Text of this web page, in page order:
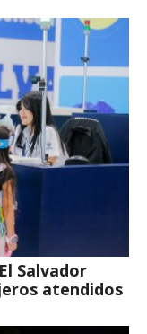
Salvador
atendidos